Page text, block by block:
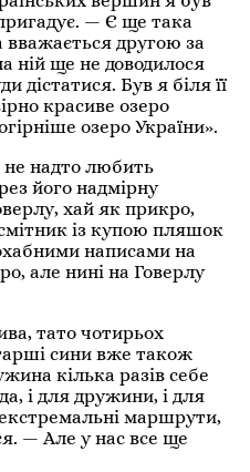
— Є ще така
другою за
ній ще не доводилося
дістатися. Був я біля її
красиве озеро
озеро України».
надто любить
його надмірну
хай як прикро,
із купою пляшок
написами на
але нині на Говерлу
тато чотирьох
сини вже також
кілька разів себе
і для дружини, і для
маршрути,
— Але у нас все ще